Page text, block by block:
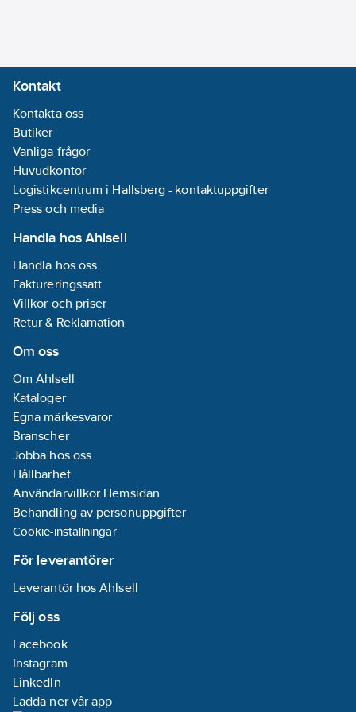
Kontakt
Kontakta oss
Butiker
Vanliga frågor
Huvudkontor
Logistikcentrum i Hallsberg - kontaktuppgifter
Press och media
Handla hos Ahlsell
Handla hos oss
Faktureringssätt
Villkor och priser
Retur & Reklamation
Om oss
Om Ahlsell
Kataloger
Egna märkesvaror
Branscher
Jobba hos oss
Hållbarhet
Användarvillkor Hemsidan
Behandling av personuppgifter
Cookie-inställningar
För leverantörer
Leverantör hos Ahlsell
Följ oss
Facebook
Instagram
LinkedIn
Ladda ner vår app